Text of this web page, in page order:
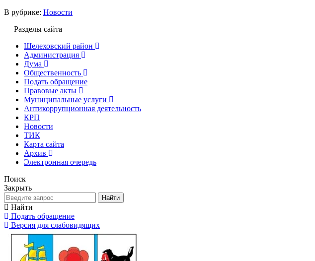
В рубрике: Новости
Разделы сайта
Шелеховский район
Администрация
Дума
Общественность
Подать обращение
Правовые акты
Муниципальные услуги
Антикоррупционная деятельность
КРП
Новости
ТИК
Карта сайта
Архив
Электронная очередь
Поиск
Закрыть
Найти
Найти
Подать обращение
Версия для слабовидящих